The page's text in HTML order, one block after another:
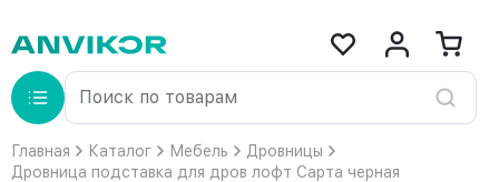
Главная Каталог Мебель
Дровницы
Дровница подставка для дров лофт Сарта черная